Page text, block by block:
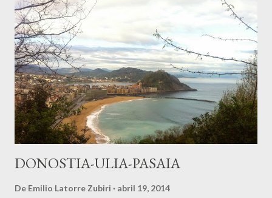
mientras que los Atodo están enraizados en Tolosa siglos atrás
y emparentados con todas las familias de abolengo de la villa,
como los Zavala . Su abuela es Joaquina María de Atodo y
Zavala (1728-1793) . A los 7 años se trasladarán a vivir a
Vitoria , y a los 16 se casará con Don Ortuño María de Aguirre
Zuazo y del Corral , Marqués de Montehermoso . Al año
siguiente, en 1801, nacerá su única hija,...
DONOSTIA-ULIA-PASAIA
De Emilio Latorre Zubiri abril 19, 2014